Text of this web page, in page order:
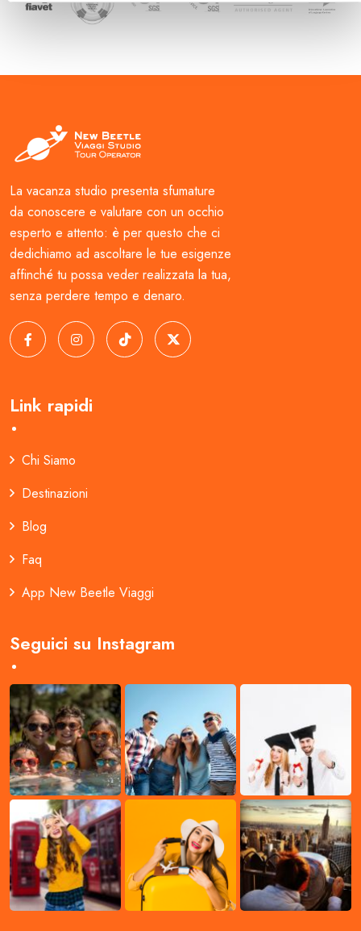
La vacanza studio presenta sfumature
da conoscere e valutare con un occhio
esperto e attento: è per questo che ci
dedichiamo ad ascoltare le tue esigenze
affinché tu possa veder realizzata la tua,
senza perdere tempo e denaro.
Link rapidi
Chi Siamo
Destinazioni
Blog
Faq
App New Beetle Viaggi
Seguici su Instagram